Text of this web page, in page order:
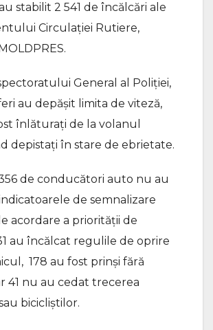
stabilit 2 541 de încălcări ale
Circulației Rutiere,
General al Poliției,
au depășit limita de viteză,
înlăturați de la volanul
depistați în stare de ebrietate.
de conducători auto nu au
de semnalizare
acordare a priorității de
au încălcat regulile de oprire
178 au fost prinși fără
41 nu au cedat trecerea
bicicliștilor.